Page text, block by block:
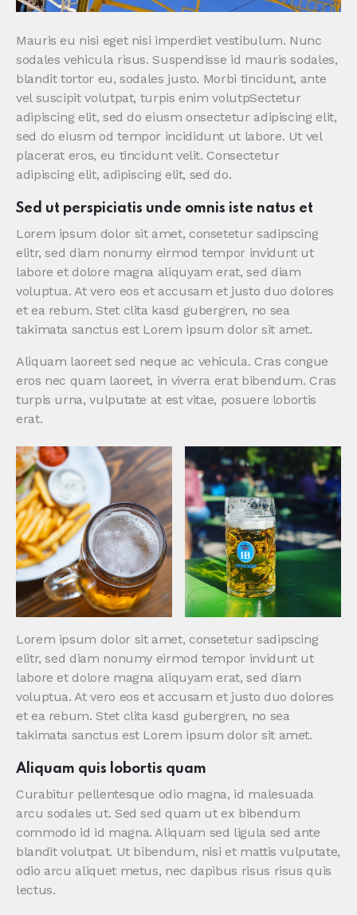
Mauris eu nisi eget nisi imperdiet vestibulum. Nunc
sodales vehicula risus. Suspendisse id mauris sodales,
blandit tortor eu, sodales justo. Morbi tincidunt, ante
vel suscipit volutpat, turpis enim volutpSectetur
adipiscing elit, sed do eiusm onsectetur adipiscing elit,
sed do eiusm od tempor incididunt ut labore. Ut vel
placerat eros, eu tincidunt velit. Consectetur
adipiscing elit, adipiscing elit, sed do.
Sed ut perspiciatis unde omnis iste natus et
Lorem ipsum dolor sit amet, consetetur sadipscing
elitr, sed diam nonumy eirmod tempor invidunt ut
labore et dolore magna aliquyam erat, sed diam
voluptua. At vero eos et accusam et justo duo dolores
et ea rebum. Stet clita kasd gubergren, no sea
takimata sanctus est Lorem ipsum dolor sit amet.
Aliquam laoreet sed neque ac vehicula. Cras congue
eros nec quam laoreet, in viverra erat bibendum. Cras
turpis urna, vulputate at est vitae, posuere lobortis
erat.
Lorem ipsum dolor sit amet, consetetur sadipscing
elitr, sed diam nonumy eirmod tempor invidunt ut
labore et dolore magna aliquyam erat, sed diam
voluptua. At vero eos et accusam et justo duo dolores
et ea rebum. Stet clita kasd gubergren, no sea
takimata sanctus est Lorem ipsum dolor sit amet.
Aliquam quis lobortis quam
Curabitur pellentesque odio magna, id malesuada
arcu sodales ut. Sed sed quam ut ex bibendum
commodo id id magna. Aliquam sed ligula sed ante
blandit volutpat. Ut bibendum, nisi et mattis vulputate,
odio arcu aliquet metus, nec dapibus risus risus quis
lectus.